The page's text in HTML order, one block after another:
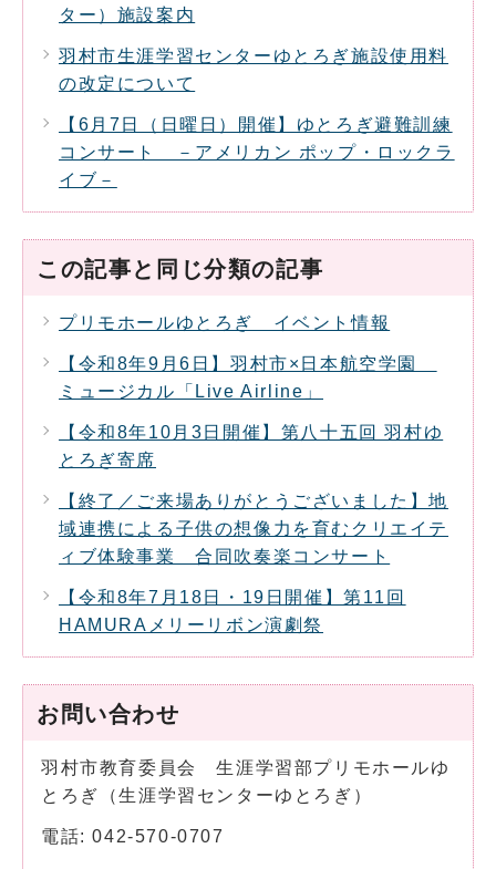
ター）施設案内
羽村市生涯学習センターゆとろぎ施設使用料
の改定について
【6月7日（日曜日）開催】ゆとろぎ避難訓練
コンサート －アメリカン ポップ・ロックラ
イブ－
この記事と同じ分類の記事
プリモホールゆとろぎ イベント情報
【令和8年9月6日】羽村市×日本航空学園
ミュージカル「Live Airline」
【令和8年10月3日開催】第八十五回 羽村ゆ
とろぎ寄席
【終了／ご来場ありがとうございました】地
域連携による子供の想像力を育むクリエイテ
ィブ体験事業 合同吹奏楽コンサート
【令和8年7月18日・19日開催】第11回
HAMURAメリーリボン演劇祭
お問い合わせ
羽村市教育委員会 生涯学習部プリモホールゆ
とろぎ（生涯学習センターゆとろぎ）
電話: 042-570-0707